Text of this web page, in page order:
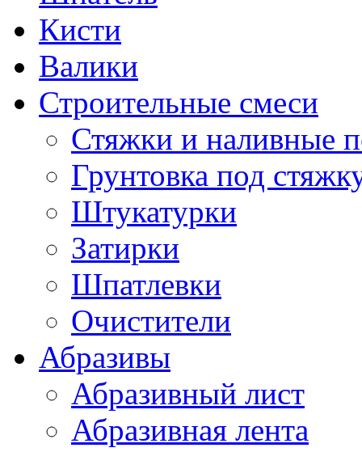
Кисти
Валики
Строительные смеси
Стяжки и наливные
Грунтовка под
Штукатурки
Затирки
Шпатлевки
Очистители
Абразивы
Абразивный лист
Абразивная лента